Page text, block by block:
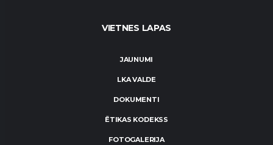
VIETNES LAPAS
JAUNUMI
LKA VALDE
DOKUMENTI
ĒTIKAS KODEKSS
FOTOGALERIJA